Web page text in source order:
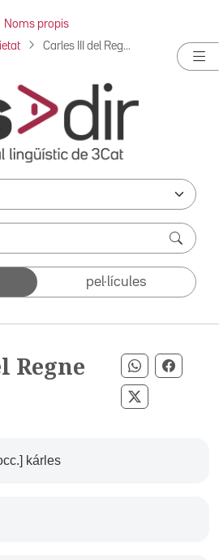
Noms propis
Carles III del Reg...
pel·lícules
Regne
Compartir
Compartir
kárles